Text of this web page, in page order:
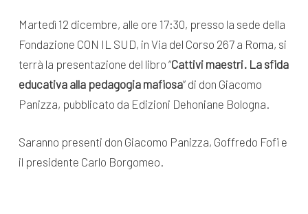
Martedì 12 dicembre, alle ore 17:30, presso la sede della
Fondazione CON IL SUD, in Via del Corso 267 a Roma, si
terrà la presentazione del libro “Cattivi maestri. La sfida
educativa alla pedagogia mafiosa” di don Giacomo
Panizza, pubblicato da Edizioni Dehoniane Bologna.
Saranno presenti don Giacomo Panizza, Goffredo Fofi e
il presidente Carlo Borgomeo.
Appuntamenti
e blog progetti
Seguici sui social: